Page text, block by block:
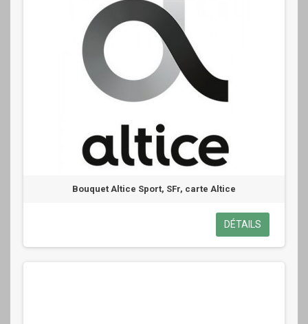
Bouquet Altice Sport, SFr, carte Altice
DÉTAILS